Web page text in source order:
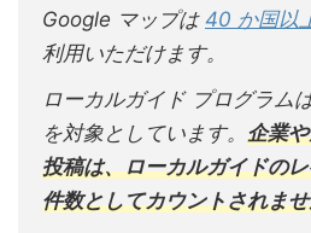
Google マップは 40 か国以
利用いただけます。
ローカルガイド プログラム
を対象としています。 企業
投稿は、ローカルガイドの
件数としてカウントされま